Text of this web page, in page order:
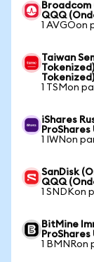
Broadcom
QQQ
1 AVGOon
Taiwan
Tokenized)
1 TSMon
iShares
1 IWNon
SanDisk
QQQ
1 SNDKon
BitMine
1 BMNRon